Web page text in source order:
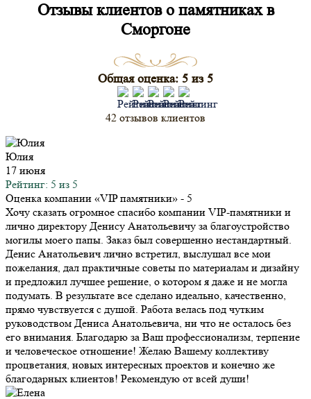
Отзывы клиентов о памятниках в
Сморгоне
Общая оценка: 5 из 5
42 отзывов клиентов
Юлия
17 июня
Рейтинг: 5 из 5
Оценка компании «VIP памятники» - 5
Хочу сказать огромное спасибо компании VIP-памятники и
лично директору Денису Анатольевичу за благоустройство
могилы моего папы. Заказ был совершенно нестандартный.
Денис Анатольевич лично встретил, выслушал все мои
пожелания, дал практичные советы по материалам и дизайну
и предложил лучшее решение, о котором я даже и не могла
подумать. В результате все сделано идеально, качественно,
прямо чувствуется с душой. Работа велась под чутким
руководством Дениса Анатольевича, ни что не осталось без
его внимания. Благодарю за Ваш профессионализм, терпение
и человеческое отношение! Желаю Вашему коллективу
процветания, новых интересных проектов и конечно же
благодарных клиентов! Рекомендую от всей души!